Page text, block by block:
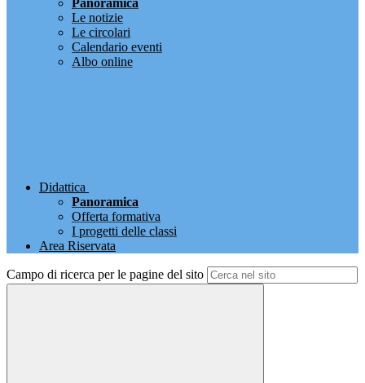
Panoramica
Le notizie
Le circolari
Calendario eventi
Albo online
Didattica
Panoramica
Offerta formativa
I progetti delle classi
Area Riservata
Campo di ricerca per le pagine del sito